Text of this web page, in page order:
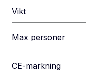
Vikt
Max personer
CE-märkning